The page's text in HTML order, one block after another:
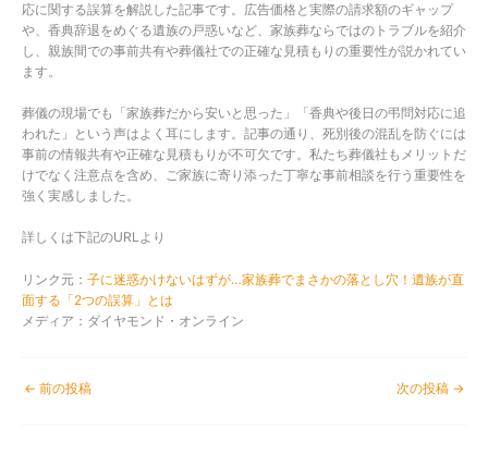
応に関する誤算を解説した記事です。広告価格と実際の請求額のギャップ
や、香典辞退をめぐる遺族の戸惑いなど、家族葬ならではのトラブルを紹介
し、親族間での事前共有や葬儀社での正確な見積もりの重要性が説かれてい
ます。
葬儀の現場でも「家族葬だから安いと思った」「香典や後日の弔問対応に追
われた」という声はよく耳にします。記事の通り、死別後の混乱を防ぐには
事前の情報共有や正確な見積もりが不可欠です。私たち葬儀社もメリットだ
けでなく注意点を含め、ご家族に寄り添った丁寧な事前相談を行う重要性を
強く実感しました。
詳しくは下記のURLより
リンク元： 子に迷惑かけないはずが…家族葬でまさかの落とし穴！遺族が直
面する「2つの誤算」とは
メディア：ダイヤモンド・オンライン
← 前の投稿 次の投稿 →